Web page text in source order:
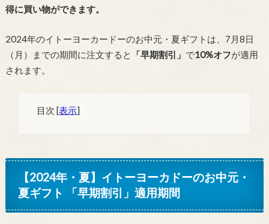
得に買い物ができます。
2024年のイトーヨーカードーのお中元・夏ギフトは、7月8日
（月）までの期間に注文すると
「早期割引」 で10%オフが適用
されます。
目次 [表示]
【2024年・夏】イトーヨーカドーのお中元・
夏ギフト 「早期割引」適用期間